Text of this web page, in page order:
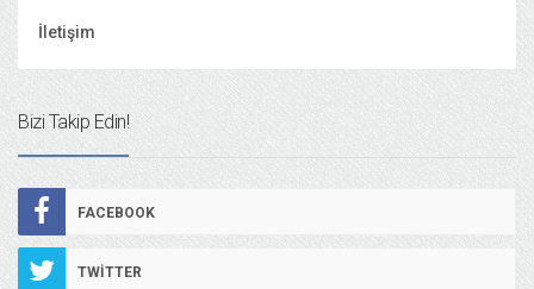
İletişim
Bizi Takip Edin!
FACEBOOK
TWITTER